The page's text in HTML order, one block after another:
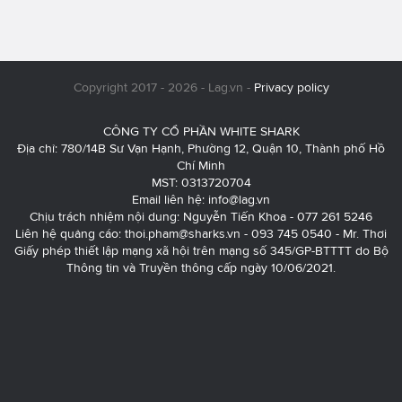
Copyright 2017 - 2026 - Lag.vn - Privacy policy
CÔNG TY CỔ PHẦN WHITE SHARK
Địa chỉ: 780/14B Sư Vạn Hạnh, Phường 12, Quận 10, Thành phố Hồ
Chí Minh
MST: 0313720704
Email liên hệ: info@lag.vn
Chịu trách nhiệm nội dung: Nguyễn Tiến Khoa - 077 261 5246
Liên hệ quảng cáo: thoi.pham@sharks.vn - 093 745 0540 - Mr. Thơi
Giấy phép thiết lập mạng xã hội trên mạng số 345/GP-BTTTT do Bộ
Thông tin và Truyền thông cấp ngày 10/06/2021.